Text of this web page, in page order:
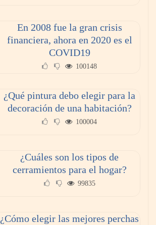
En 2008 fue la gran crisis
financiera, ahora en 2020 es el
COVID19
100148
¿Qué pintura debo elegir para la
decoración de una habitación?
100004
¿Cuáles son los tipos de
cerramientos para el hogar?
99835
¿Cómo elegir las mejores perchas